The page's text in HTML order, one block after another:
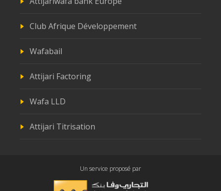
Club Afrique Développement
Wafabail
Attijari Factoring
Wafa LLD
Attijari Titrisation
Un service proposé par